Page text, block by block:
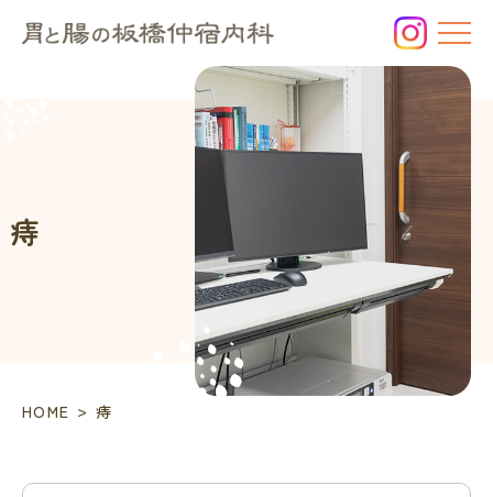
痔
区
の
と
板
痔
HOME > 痔